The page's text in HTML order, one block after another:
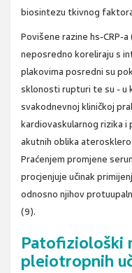
biosintezu tkivnog
Povišene razine hs-CRP-a
neposredno koreliraju s
plakovima posredni su
sklonosti rupturi te su - u
svakodnevnoj kliničkoj
kardiovaskularnog rizika i
akutnih oblika
Praćenjem promjene
procjenjuje učinak
odnosno njihov
(9).
Patofiziološki
pleiotropnih